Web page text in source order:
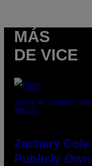
MÁS
DE VICE
(PHOTO BY ROBERTO
IMAGES)
Zachary
Publicly